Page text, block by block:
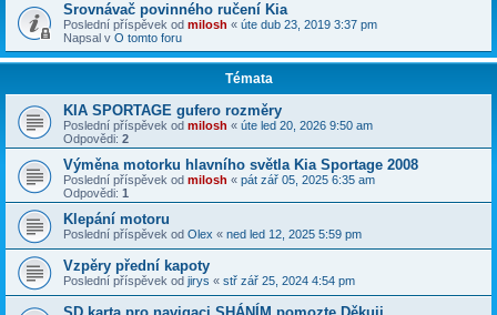
Srovnávač povinného ručení Kia
Poslední příspěvek od milosh « úte dub 23, 2019 3:37 pm
Napsal v O tomto foru
Témata
KIA SPORTAGE gufero rozměry
Poslední příspěvek od milosh « úte led 20, 2026 9:50 am
Odpovědi: 2
Výměna motorku hlavního světla Kia Sportage 2008
Poslední příspěvek od milosh « pát zář 05, 2025 6:35 am
Odpovědi: 1
Klepání motoru
Poslední příspěvek od Olex « ned led 12, 2025 5:59 pm
Vzpěry přední kapoty
Poslední příspěvek od jirys « stř zář 25, 2024 4:54 pm